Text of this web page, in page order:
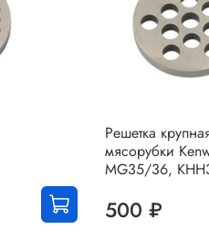
Решетка
мясорубки
MG35/36,
500 ₽